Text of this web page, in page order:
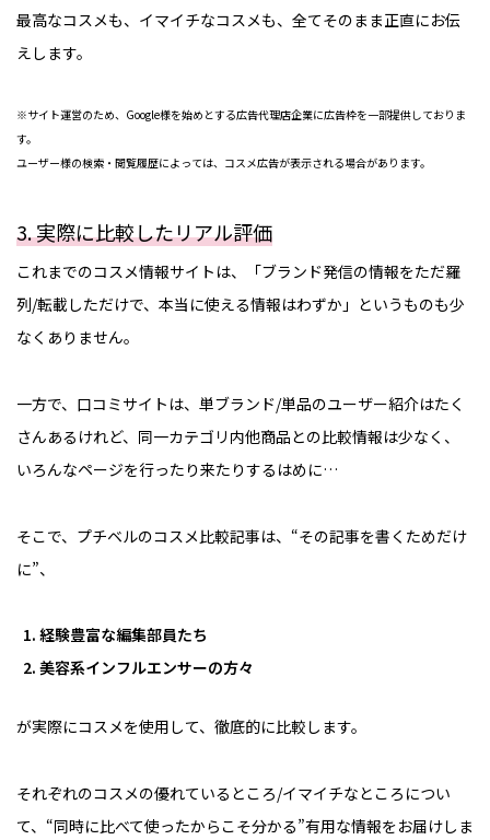
最高なコスメも、イマイチなコスメも、全てそのまま正直にお伝
えします。
※サイト運営のため、Google様を始めとする広告代理店企業に広告枠を一部提供しておりま
す。
ユーザー様の検索・閲覧履歴によっては、コスメ広告が表示される場合があります。
3. 実際に比較したリアル評価
これまでのコスメ情報サイトは、「ブランド発信の情報をただ羅
列/転載しただけで、本当に使える情報はわずか」というものも少
なくありません。
一方で、口コミサイトは、単ブランド/単品のユーザー紹介はたく
さんあるけれど、同一カテゴリ内他商品との比較情報は少なく、
いろんなページを行ったり来たりするはめに…
そこで、プチベルのコスメ比較記事は、“その記事を書くためだけ
に”、
経験豊富な編集部員たち
美容系インフルエンサーの方々
が実際にコスメを使用して、徹底的に比較します。
それぞれのコスメの優れているところ/イマイチなところについ
て、“同時に比べて使ったからこそ分かる”有用な情報をお届けしま